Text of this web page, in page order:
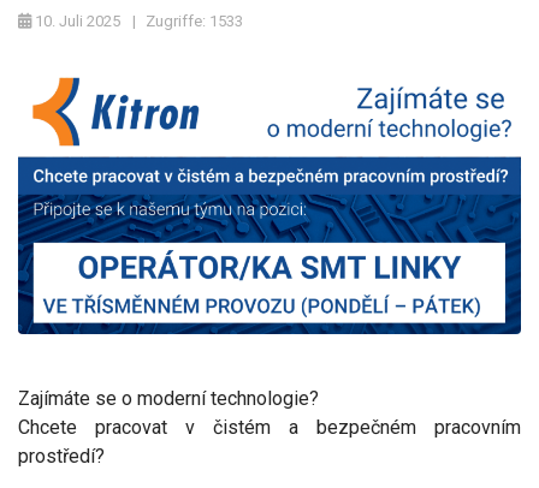
10. Juli 2025 Zugriffe: 1533
Zajímáte se o moderní technologie?
Chcete pracovat v čistém a bezpečném pracovním
prostředí?